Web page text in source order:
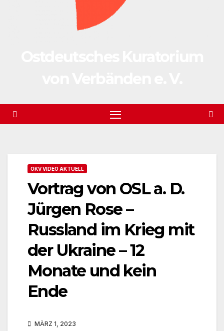
OKV VIDEO AKTUELL
Vortrag von OSL a. D.
Jürgen Rose –
Russland im Krieg mit
der Ukraine – 12
Monate und kein
Ende
MÄRZ 1, 2023